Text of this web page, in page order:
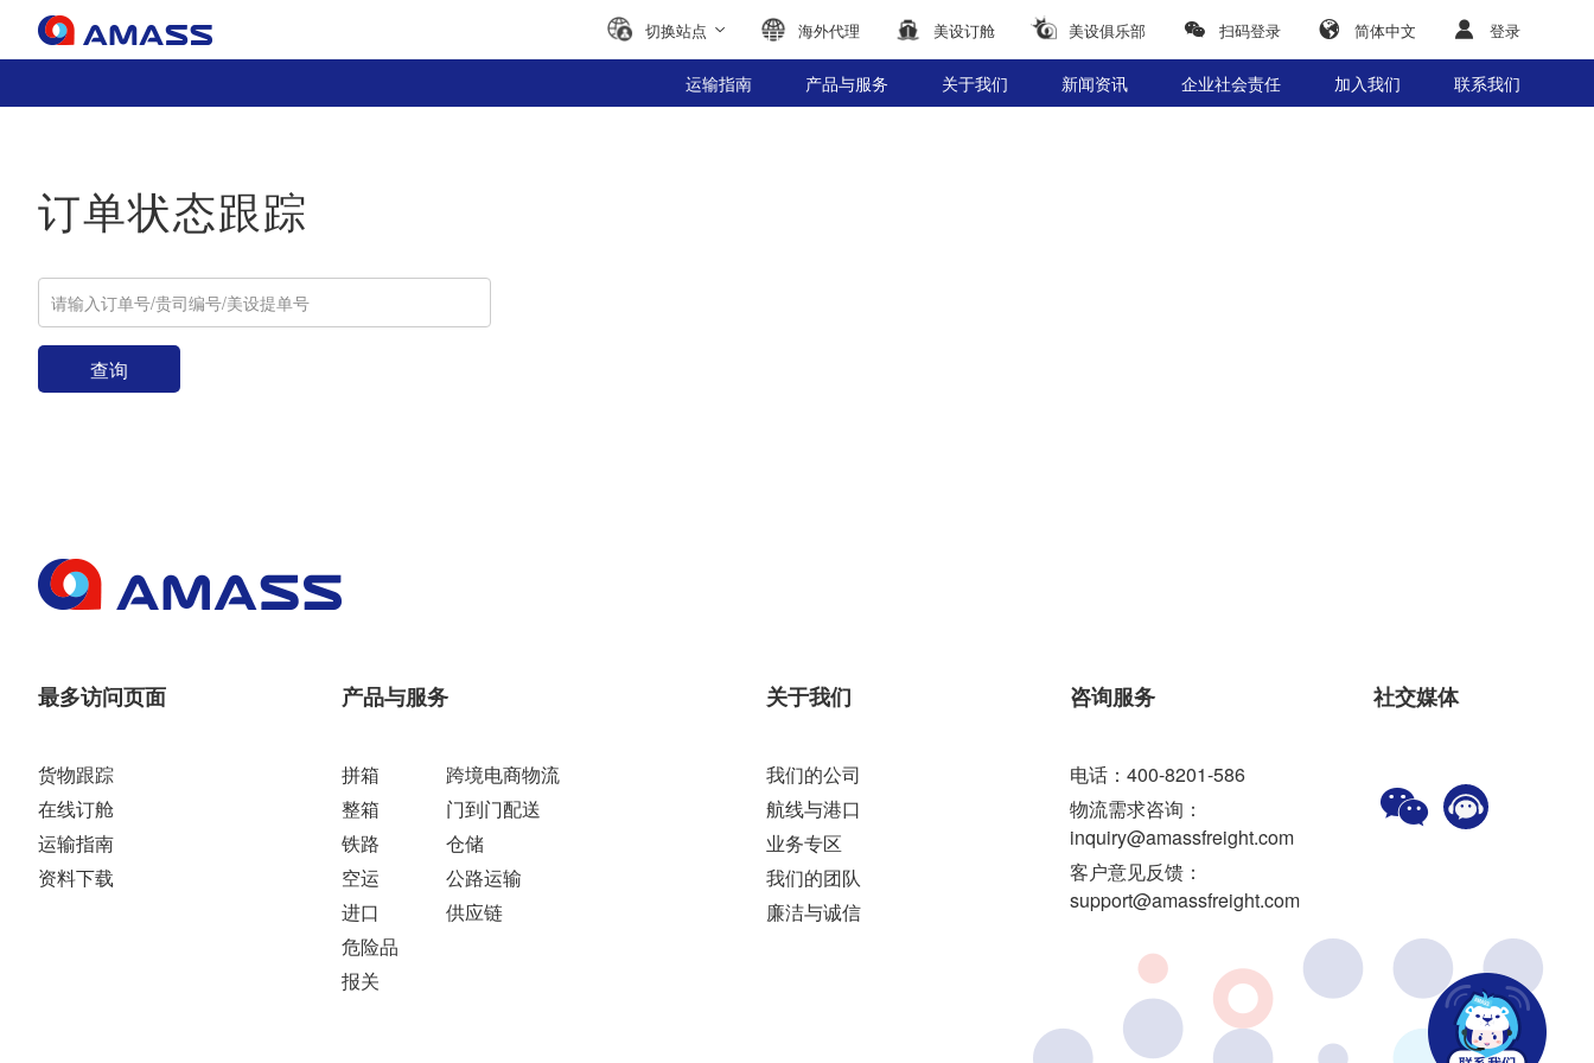
切换站点 海外代理 美设订舱 美设俱乐部 扫码登录 简体中文 登录
运输指南 产品与服务 关于我们 新闻资讯 企业社会责任 加入我们 联系我们
订单状态跟踪
查询
最多访问页面
货物跟踪
在线订舱
运输指南
资料下载
产品与服务
拼箱
整箱
铁路
空运
进口
危险品
报关
跨境电商物流
门到门配送
仓储
公路运输
供应链
关于我们
我们的公司
航线与港口
业务专区
我们的团队
廉洁与诚信
咨询服务
电话：400-8201-586
物流需求咨询：
inquiry@amassfreight.com
客户意见反馈：
support@amassfreight.com
社交媒体